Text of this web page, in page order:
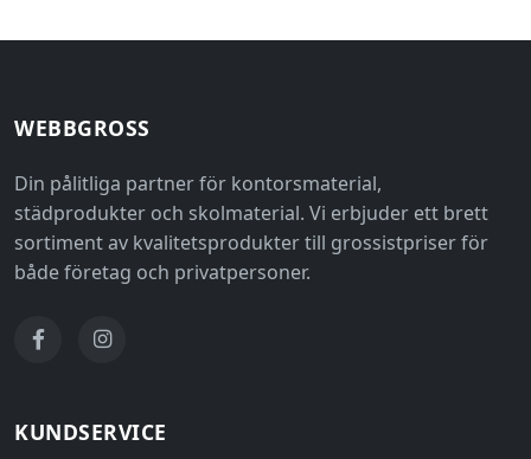
WEBBGROSS
Din pålitliga partner för kontorsmaterial,
städprodukter och skolmaterial. Vi erbjuder ett brett
sortiment av kvalitetsprodukter till grossistpriser för
både företag och privatpersoner.
KUNDSERVICE